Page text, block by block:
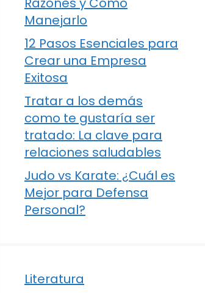
Manejarlo
12 Pasos Esenciales para
Crear una Empresa
Exitosa
Tratar a los demás
como te gustaría ser
tratado: La clave para
relaciones saludables
Judo vs Karate: ¿Cuál es
Mejor para Defensa
Personal?
Literatura